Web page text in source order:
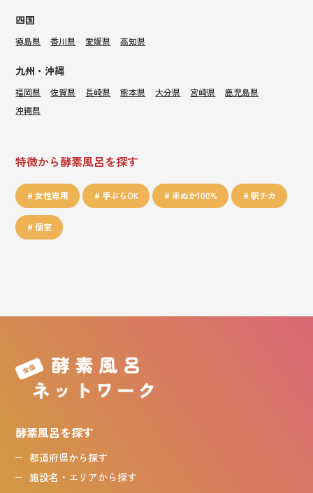
四国
徳島県 香川県 愛媛県 高知県
九州・沖縄
福岡県 佐賀県 長崎県 熊本県 大分県 宮崎県
鹿児島県
沖縄県
特徴から酵素風呂を探す
女性専用 手ぶらOK 米ぬか100% 駅チカ
個室
酵素風呂を探す
都道府県から探す
施設名・エリアから探す